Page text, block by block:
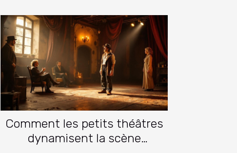
Comment les petits théâtres
dynamisent la scène